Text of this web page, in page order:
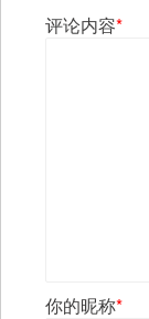
评论内容*
你的昵称*